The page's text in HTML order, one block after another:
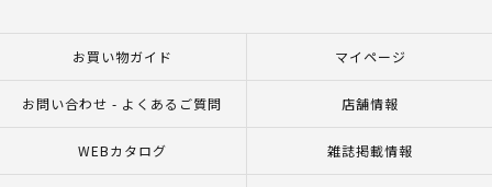
お買い物ガイド マイページ
お問い合わせ - よくあるご質問 店舗情報
WEBカタログ 雑誌掲載情報